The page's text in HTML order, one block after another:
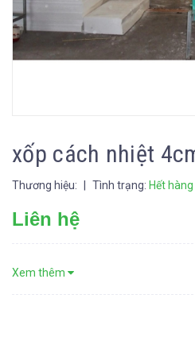
xốp cách nhiệt
Thương hiệu: Tình trạng: Hết hàng
Liên hệ
Xem thêm